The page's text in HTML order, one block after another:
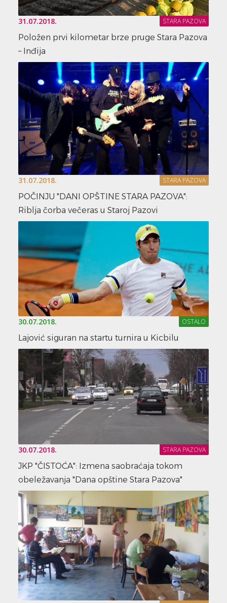
31.07.2018. STARA PAZOVA
Položen prvi kilometar brze pruge Stara Pazova
– Inđija
31.07.2018. STARA PAZOVA
POČINJU "DANI OPŠTINE STARA PAZOVA":
Riblja čorba večeras u Staroj Pazovi
30.07.2018. OSTALO
Lajović siguran na startu turnira u Kicbilu
30.07.2018. STARA PAZOVA
JKP "ČISTOĆA": Izmena saobraćaja tokom
obeležavanja "Dana opštine Stara Pazova"